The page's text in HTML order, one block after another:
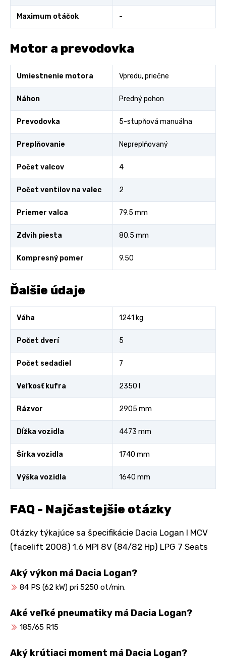
Maximum otáčok -
Motor a prevodovka
Umiestnenie motora Vpredu, priečne
Náhon Predný pohon
Prevodovka 5-stupňová manuálna
Preplňovanie Nepreplňovaný
Počet valcov 4
Počet ventilov na valec 2
Priemer valca 79.5 mm
Zdvih piesta 80.5 mm
Kompresný pomer 9.50
Ďalšie údaje
Váha 1241 kg
Počet dverí 5
Počet sedadiel 7
Veľkosť kufra 2350 l
Rázvor 2905 mm
Dĺžka vozidla 4473 mm
Šírka vozidla 1740 mm
Výška vozidla 1640 mm
FAQ - Najčastejšie otázky
Otázky týkajúce sa špecifikácie Dacia Logan I MCV
(facelift 2008) 1.6 MPI 8V (84/82 Hp) LPG 7 Seats
Aký výkon má Dacia Logan?
84 PS (62 kW) pri 5250 ot/min.
Aké veľké pneumatiky má Dacia Logan?
185/65 R15
Aký krútiaci moment má Dacia Logan?